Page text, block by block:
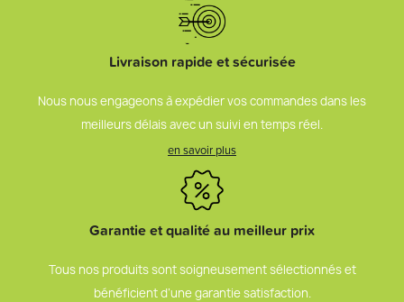
Livraison rapide et sécurisée
Nous nous engageons à expédier vos commandes dans les
meilleurs délais avec un suivi en temps réel.
en savoir plus
Garantie et qualité au meilleur prix
Tous nos produits sont soigneusement sélectionnés et
bénéficient d’une garantie satisfaction.